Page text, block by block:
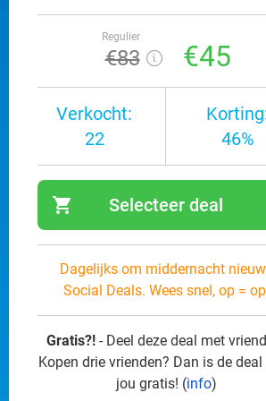
Regulier
€83 €45
Verkocht:
22
46%
shopping_cart Selecteer deal
Dagelijks om middernacht
Social Deals. Wees snel, op =
Gratis?! - Deel deze deal met
Kopen drie vrienden? Dan is de
jou gratis! (info)